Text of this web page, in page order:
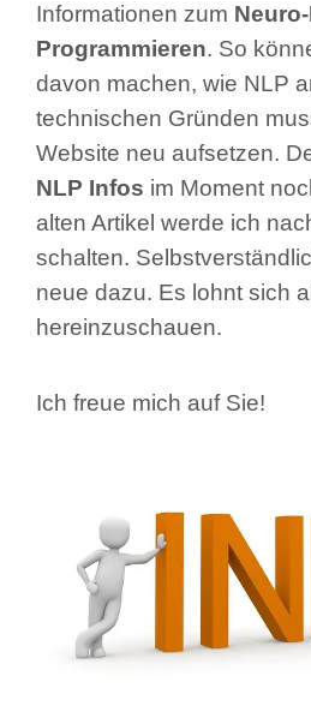
Informationen zum
Programmieren. So
davon machen, wie NLP
technischen Gründen
Website neu aufsetzen.
NLP Infos im Moment
alten Artikel werde ich
schalten.
neue dazu. Es lohnt sich
hereinzuschauen.
Ich freue mich auf Sie!